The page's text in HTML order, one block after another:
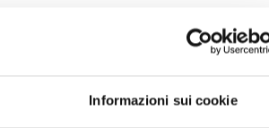
Informazioni sui cookie
olimpico, lo stesso che
è tradizione viva: un